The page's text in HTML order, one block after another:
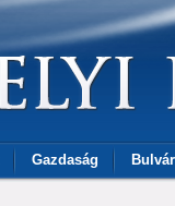
Gazdaság Bulvár